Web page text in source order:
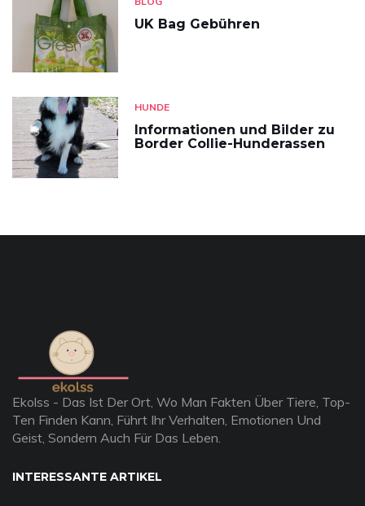
UK Bag Gebühren
HUNDE
Informationen und Bilder zu
Border Collie-Hunderassen
Ekolss - Das Ist Der Ort, Wo Man Fakten Über Tiere, Top-
Ten Finden Kann, Führt Ihr Verhalten, Emotionen Und
Geist, Sondern Auch Für Das Leben.
INTERESSANTE ARTIKEL